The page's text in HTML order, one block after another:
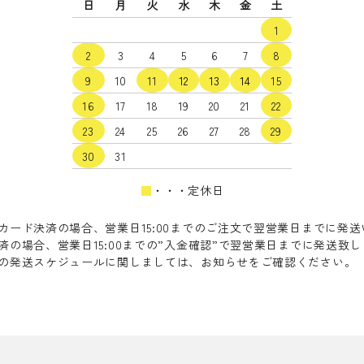
日 月 火 水 木 金
土
1
2
3 4 5 6 7
8
9
10 11 12 13 14
15
16
17 18 19 20 21
22
23
24 25 26 27 28
29
30
31
■ ・・・定休日
ード決済の場合、営業日15:00までのご注文で翌営業日までに発送
の場合、営業日15:00までの”入金確認”で翌営業日までに発送致し
発送スケジュールに関しましては、お知らせをご確認ください。